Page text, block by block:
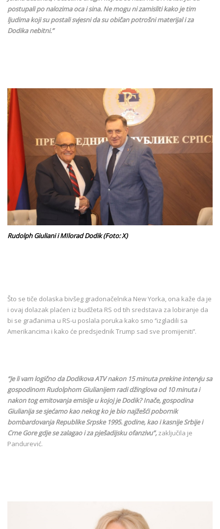
postupali po nalozima oca i sina. Ne mogu ni zamisliti kako je tim
ljudima koji su postali svjesni da su običan potrošni materijal i za
Dodika nebitni.”
Rudolph Giuliani i MIlorad Dodik (Foto: X)
Što se tiče dolaska bivšeg gradonačelnika New Yorka, ona kaže da je
i ovaj dolazak plaćen iz budžeta RS od tih sredstava za lobiranje da
bi se građanima u RS-u poslala poruka kako smo ‘’izgladili sa
Amerikancima i kako će predsjednik Trump sad sve promijeniti’’.
“Je li vam logično da Dodikova ATV nakon 15 minuta prekine intervju sa
gospodinom Rudolphom Giulianijem radi džinglova od 10 minuta i
nakon tog emitovanja emisije u kojoj je Dodik? Inače, gospodina
Giulianija se sjećamo kao nekog ko je bio najžešći pobornik
bombardovanja Republike Srpske 1995. godine, kao i kasnije Srbije i
Crne Gore gdje se zalagao i za pješadijsku ofanzivu”, zaključila je
Pandurević.